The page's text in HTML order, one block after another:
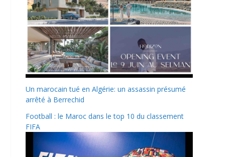
Un marocain tué en Algérie: un assassin présumé
arrêté à Berrechid
Football : le Maroc dans le top 10 du classement
FIFA